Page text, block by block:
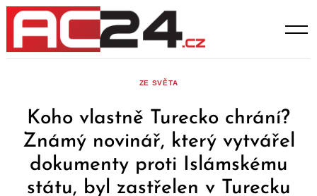
Skip
content
ZE SVĚTA
Koho vlastně Turecko chrání?
Známý novinář, který vytvářel
dokumenty proti Islámskému
státu, byl zastřelen v Turecku